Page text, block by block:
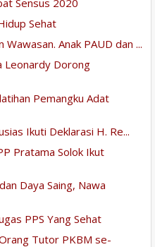
Sehat
Anak PAUD dan ...
Leonardy Dorong
Pemangku Adat
Ikuti Deklarasi H. Re...
Pratama Solok Ikut
Daya Saing, Nawa
PPS Yang Sehat
Tutor PKBM se-